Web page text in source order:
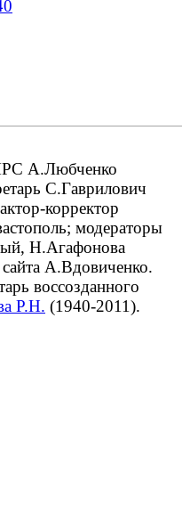
А.Любченко
С.Гаврилович
корректор
модераторы
Н.Агафонова
А.Вдовиченко.
воссозданного
Р.Н. (1940-2011).